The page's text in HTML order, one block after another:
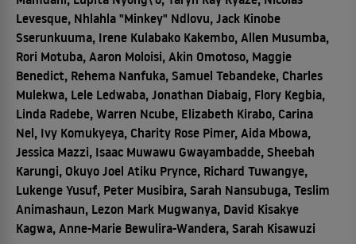
Levesque, Nhlahla "Minkey" Ndlovu, Jack Kinobe
Sserunkuuma, Irene Kulabako Kakembo, Allen Musumba,
Rori Motuba, Aaron Moloisi, Akin Omotoso, Maggie
Benedict, Rehema Nanfuka, Samuel Tebandeke, Charles
Mulekwa, Lele Ledwaba, Jonathan Diabaig, Flory Kegbia,
Linda Radebe, Warren Ncube, Elizabeth Kirabo, Carina
Nel, Ivy Komukyeya, Charity Rose Pimer, Aida Mbowa,
Jessica Mazzi, Isaac Muwawu Gwayambadde, Sheebah
Karungi, Okuyo Joel Atiku Prynce, Richard Tuwangye,
Lukenge Yusuf, Peter Musibira, Sarah Nansubuga, Teslim
Animashaun, Lezon Mark Mugwanya, David Kisakye
Kagwa, Anne-Marie Bewulira-Wandera, Sarah Kisawuzi